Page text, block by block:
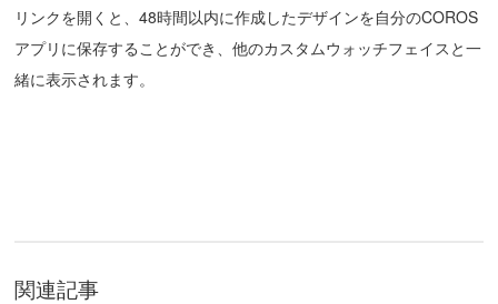
関連記事
リンクを開くと、48時間以内に作成したデザインを自分のCOROS
アプリに保存することができ、他のカスタムウォッチフェイスと一
緒に表示されます。